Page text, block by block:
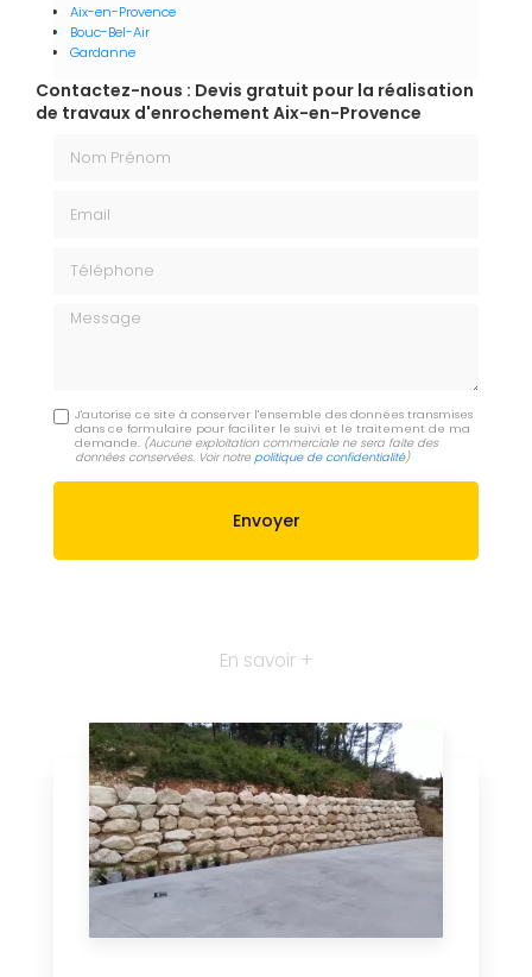
Aix-en-Provence
Bouc-Bel-Air
Gardanne
Contactez-nous : Devis gratuit pour la réalisation
de travaux d'enrochement Aix-en-Provence
Message
J'autorise ce site à conserver l'ensemble des données transmises
dans ce formulaire pour faciliter le suivi et le traitement de ma
demande. (Aucune exploitation commerciale ne sera faite des
données conservées. Voir notrepolitique de confidentialité)
En savoir +